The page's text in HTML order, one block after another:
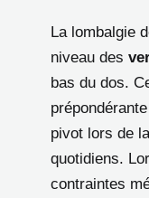
La lombalgie
niveau des
bas du dos.
pivot lors de
quotidiens.
contraintes